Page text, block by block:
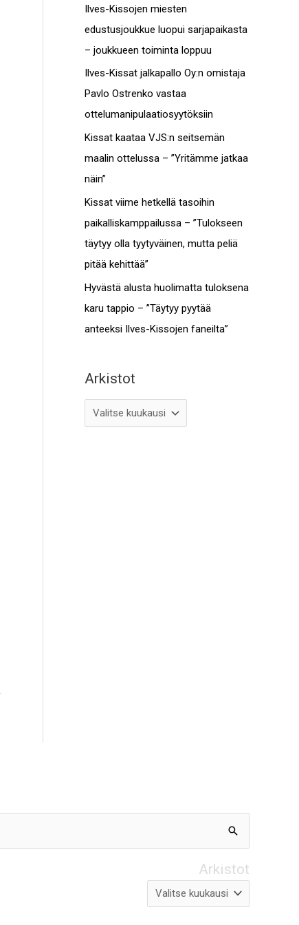
c
h
f
o
r
Ilves-Kissojen miesten
edustusjoukkue luopui sarjapaikasta
– joukkueen toiminta loppuu
Ilves-Kissat jalkapallo Oy:n omistaja
Pavlo Ostrenko vastaa
ottelumanipulaatiosyytöksiin
Kissat kaataa VJS:n seitsemän
maalin ottelussa – ”Yritämme jatkaa
näin”
Kissat viime hetkellä tasoihin
paikalliskamppailussa – ”Tulokseen
täytyy olla tyytyväinen, mutta peliä
pitää kehittää”
Hyvästä alusta huolimatta tuloksena
karu tappio – ”Täytyy pyytää
anteeksi Ilves-Kissojen faneilta”
Arkistot
t
o
Arkistot